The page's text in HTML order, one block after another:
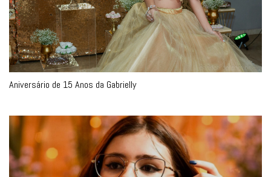
Aniversário de 15 Anos da Gabrielly